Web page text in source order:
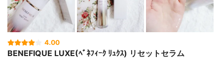
4.00
BENEFIQUE LUXE(ﾍﾞﾈﾌｨｰｸ ﾘｭｸｽ) リセットセラム